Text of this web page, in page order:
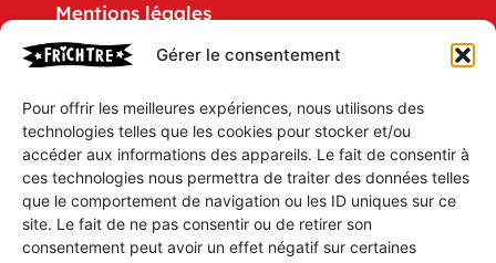
Gérer le consentement
Pour offrir les meilleures expériences, nous utilisons des
technologies telles que les cookies pour stocker et/ou
accéder aux informations des appareils. Le fait de consentir à
ces technologies nous permettra de traiter des données telles
que le comportement de navigation ou les ID uniques sur ce
site. Le fait de ne pas consentir ou de retirer son
consentement peut avoir un effet négatif sur certaines
Mentions légales
Politique de confidentialité
CGV
Mon compte
Mon Panier